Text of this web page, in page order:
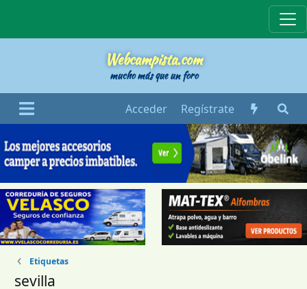
Webcampista.com
mucho más que un foro
Acceder Regístrate
Etiquetas
sevilla